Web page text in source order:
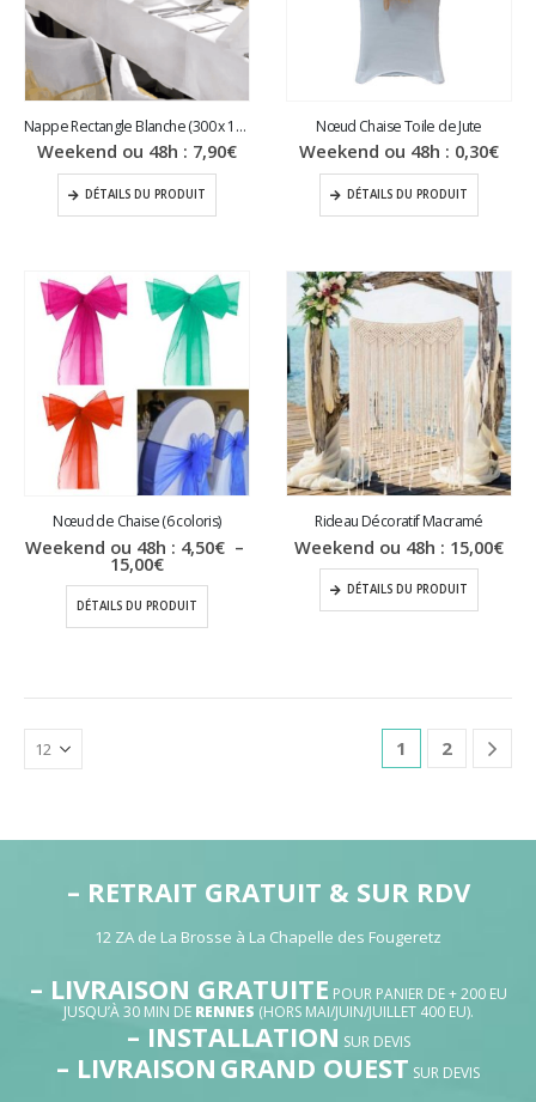
Nappe Rectangle Blanche (300 x 180 cm)
Weekend ou 48h : 7,90€
DÉTAILS DU PRODUIT
Nœud Chaise Toile de Jute
Weekend ou 48h : 0,30€
DÉTAILS DU PRODUIT
Nœud de Chaise (6 coloris)
Weekend ou 48h : 4,50€ –
15,00€Plage
de
prix :
4,50€
à
DÉTAILS DU PRODUIT
Rideau Décoratif Macramé
Weekend ou 48h : 15,00€
DÉTAILS DU PRODUIT
1 2
– RETRAIT GRATUIT & SUR RDV
12 ZA de La Brosse à La Chapelle des Fougeretz
– LIVRAISON GRATUITE POUR PANIER DE + 200 EU
JUSQU’À 30 MIN DE RENNES (HORS MAI/JUIN/JUILLET 400 EU).
– INSTALLATION SUR DEVIS
– LIVRAISON GRAND OUEST SUR DEVIS